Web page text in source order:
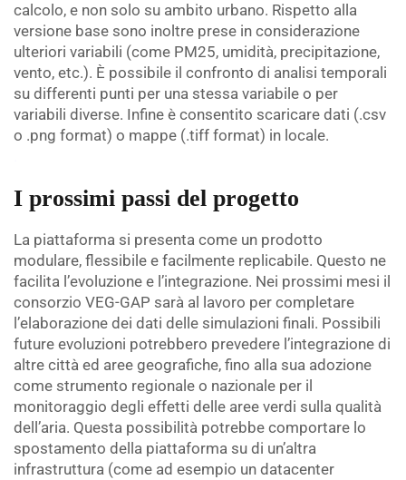
calcolo, e non solo su ambito urbano. Rispetto alla
versione base sono inoltre prese in considerazione
ulteriori variabili (come PM25, umidità, precipitazione,
vento, etc.). È possibile il confronto di analisi temporali
su differenti punti per una stessa variabile o per
variabili diverse. Infine è consentito scaricare dati (.csv
o .png format) o mappe (.tiff format) in locale.
I prossimi passi del progetto
La piattaforma si presenta come un prodotto
modulare, flessibile e facilmente replicabile. Questo ne
facilita l’evoluzione e l’integrazione. Nei prossimi mesi il
consorzio VEG-GAP sarà al lavoro per completare
l’elaborazione dei dati delle simulazioni finali. Possibili
future evoluzioni potrebbero prevedere l’integrazione di
altre città ed aree geografiche, fino alla sua adozione
come strumento regionale o nazionale per il
monitoraggio degli effetti delle aree verdi sulla qualità
dell’aria. Questa possibilità potrebbe comportare lo
spostamento della piattaforma su di un’altra
infrastruttura (come ad esempio un datacenter